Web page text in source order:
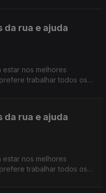
da rua e ajuda
nos melhores
trabalhar todos os
da rua e ajuda
nos melhores
trabalhar todos os